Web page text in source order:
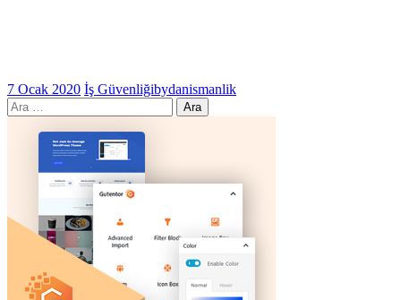
7 Ocak 2020 İş Güvenliğibydanismanlik
Arama: